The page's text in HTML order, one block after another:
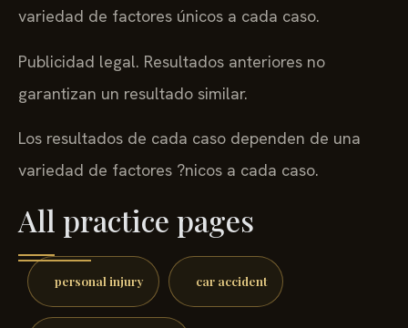
variedad de factores únicos a cada caso.
Publicidad legal. Resultados anteriores no
garantizan un resultado similar.
Los resultados de cada caso dependen de una
variedad de factores ?nicos a cada caso.
All practice pages
personal injury car accident